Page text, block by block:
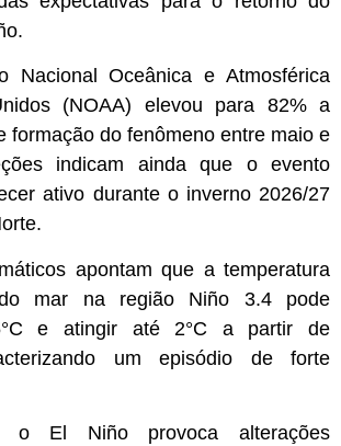
Nacional Oceânica e Atmosférica
(NOAA) elevou para 82% a
formação do fenômeno entre maio e
indicam ainda que o evento
ativo durante o inverno 2026/27
apontam que a temperatura
mar na região Niño 3.4 pode
e atingir até 2°C a partir de
um episódio de forte
o El Niño provoca alterações